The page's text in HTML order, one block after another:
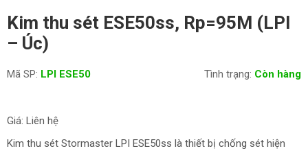
Kim thu sét ESE50ss, Rp=95M (LPI
– Úc)
Mã SP: LPI ESE50 Tình trạng: Còn hàng
Giá: Liên hệ
Kim thu sét Stormaster LPI ESE50ss là thiết bị chống sét hiện